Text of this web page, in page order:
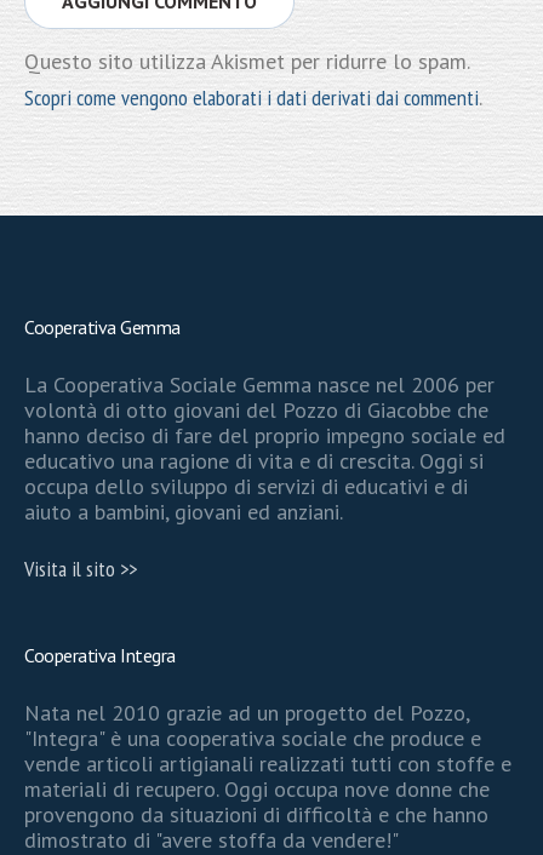
Questo sito utilizza Akismet per ridurre lo spam.
Scopri come vengono elaborati i dati derivati dai commenti.
Cooperativa Gemma
La Cooperativa Sociale Gemma nasce nel 2006 per
volontà di otto giovani del Pozzo di Giacobbe che
hanno deciso di fare del proprio impegno sociale ed
educativo una ragione di vita e di crescita. Oggi si
occupa dello sviluppo di servizi di educativi e di
aiuto a bambini, giovani ed anziani.
Visita il sito >>
Cooperativa Integra
Nata nel 2010 grazie ad un progetto del Pozzo,
"Integra" è una cooperativa sociale che produce e
vende articoli artigianali realizzati tutti con stoffe e
materiali di recupero. Oggi occupa nove donne che
provengono da situazioni di difficoltà e che hanno
dimostrato di "avere stoffa da vendere!"